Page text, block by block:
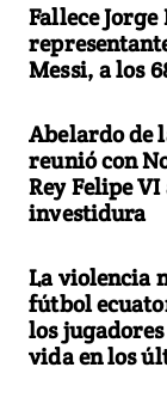
Fallece
Messi, a los
Abelardo de
reunió con
Rey Felipe VI
investidura
La violencia
fútbol
los
vida en los